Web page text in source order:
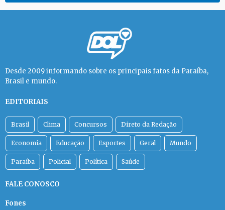
Desde 2009 informando sobre os principais fatos da Paraíba,
Brasil e mundo.
EDITORIAIS
Brasil Clima Concursos Direto da Redação
Economia Educação Esportes Geral Mundo
Paraíba Policial Política Saúde
FALE CONOSCO
Fones